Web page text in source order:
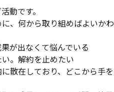
動です。
、何から取り組めばよいかわ
が出なくて悩んでいる
。解約を止めたい
散在しており、どこから手を